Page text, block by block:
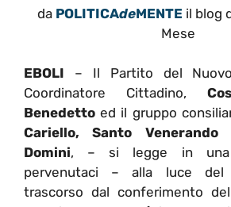
da POLITICAdeMENTE il blog
Mese
EBOLI – Il Partito del
Coordinatore Cittadino,
Benedetto ed il gruppo
Cariello, Santo Venerando
Domini, – si legge in una
pervenutaci – alla luce del
trascorso dal conferimento